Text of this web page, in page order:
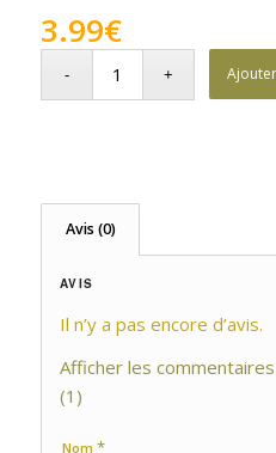
sur 5 basé
3.99€
Avis (0)
AVIS
Il n’y a pas encore d’avis.
Afficher les
(1)
Nom *